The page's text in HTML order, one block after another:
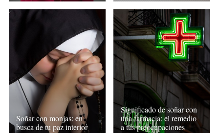
Soñar con monjas: en
busca de tu paz interior
Significado de soñar con
una farmacia: el remedio
a tus preocupaciones